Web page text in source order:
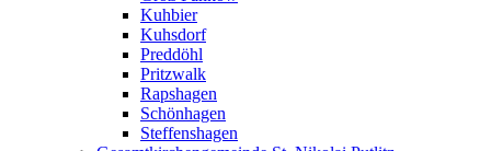
Kuhbier
Kuhsdorf
Preddöhl
Pritzwalk
Rapshagen
Schönhagen
Steffenshagen